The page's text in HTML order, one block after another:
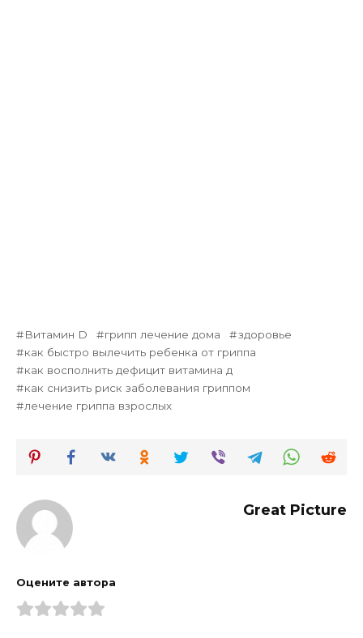
Витамин D грипп лечение дома
здоровье
как быстро вылечить ребенка от гриппа
как восполнить дефицит витамина д
как снизить риск заболевания гриппом
лечение гриппа взрослых
Great Picture
Оцените автора